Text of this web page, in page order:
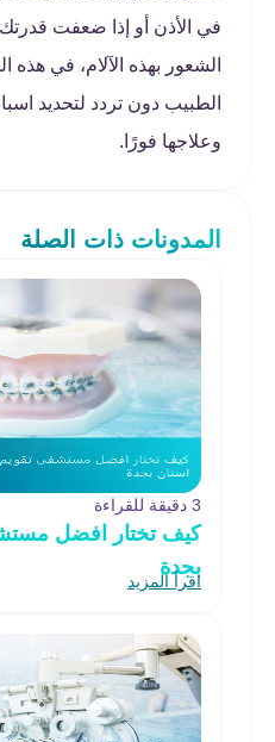
في الأذن أو إذا ضعفت
الشعور بهذه الآلام، في هذه
الطبيب دون تردد لتحديد
وعلاجها فورًا.
المدونات ذات الصلة
3 دقيقة للقراءة
كيف تختار افضل
بجدة
اقرأ المزيد